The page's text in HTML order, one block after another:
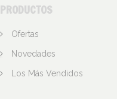
PRODUCTOS
Ofertas
Novedades
Los Más Vendidos